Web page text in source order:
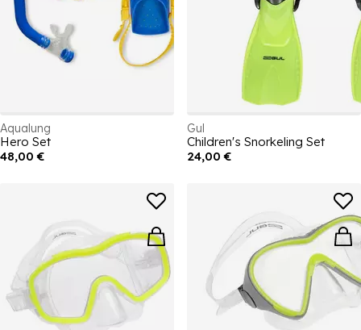
Aqualung
Hero Set
48,00 €
Gul
Children's Snorkeling Set
24,00 €